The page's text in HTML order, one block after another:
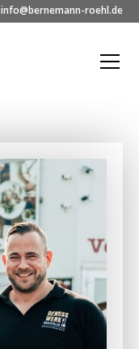
info@bernemann-roehl.de